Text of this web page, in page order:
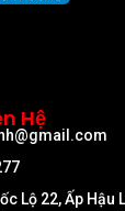
Hệ
Lộ 22, Ấp Hậu